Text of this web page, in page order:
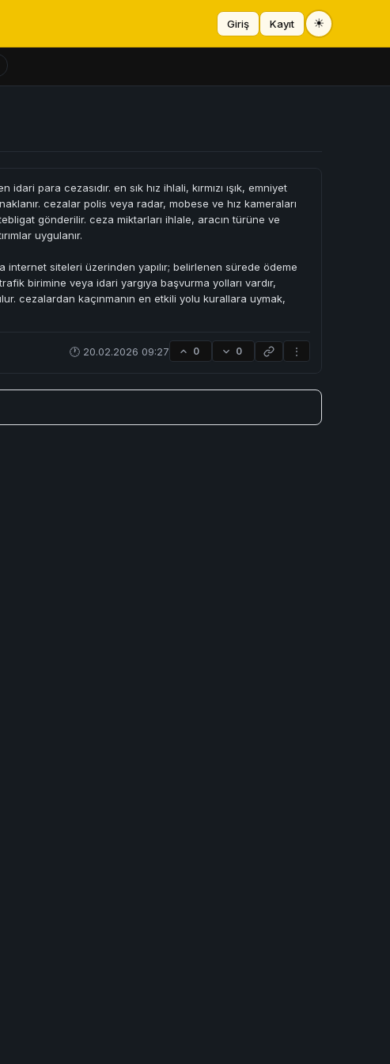
Giriş Kayıt ☀
para cezasıdır. en sık hız ihlali, kırmızı ışık, emniyet
cezalar polis veya radar, mobese ve hız kameraları
gönderilir. ceza miktarları ihlale, aracın türüne ve
uygulanır.
siteleri üzerinden yapılır; belirlenen sürede ödeme
birimine veya idari yargıya başvurma yolları vardır,
cezalardan kaçınmanın en etkili yolu kurallara uymak,
🕐 20.02.2026 09:27 0 0 ⋮